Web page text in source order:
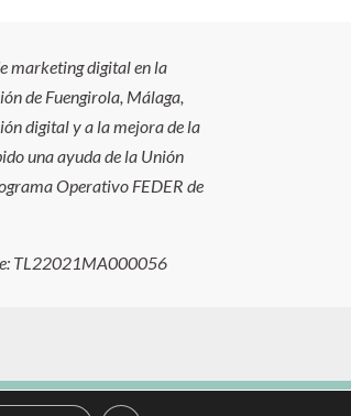
marketing digital en la
de Fuengirola, Málaga,
digital y a la mejora de la
una ayuda de la Unión
Operativo FEDER de
TL22021MA000056